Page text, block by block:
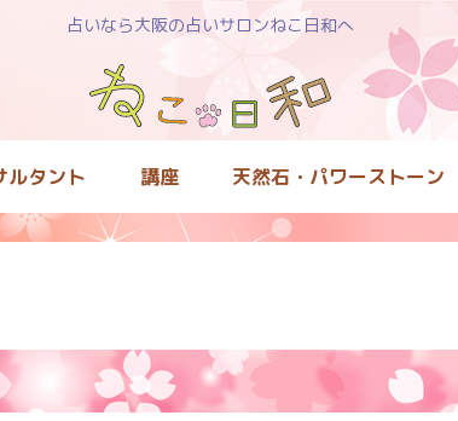
占いなら大阪の占いサロンねこ日和へ
ルタント 講座 天然石・パワーストーン